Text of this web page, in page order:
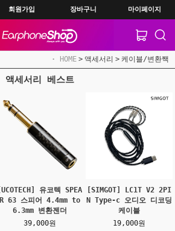
회원가입 장바구니 마이페이지
HOME 액세서리 케이블/변환짹
액세서리 베스트
[UCOTECH] 유코텍 SPEA
R 63 스피어 4.4mm to
6.3mm 변환젠더
39,000원
[SIMGOT] LC1T V2 2PI
N Type-c 오디오 디코딩
케이블
19,000원